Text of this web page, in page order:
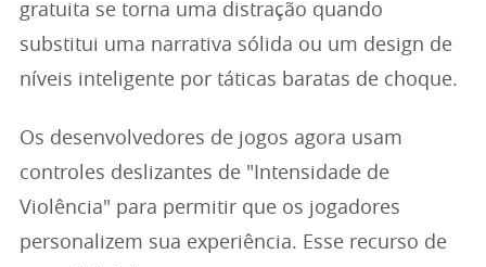
gratuita se torna uma distração quando
substitui uma narrativa sólida ou um design de
níveis inteligente por táticas baratas de choque.
Os desenvolvedores de jogos agora usam
controles deslizantes de "Intensidade de
Violência" para permitir que os jogadores
personalizem sua experiência. Esse recurso de